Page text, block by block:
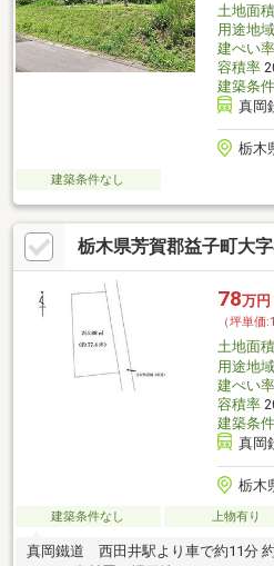
土地面積
用途地域
建ぺい率
容積率
建築条件
真岡
栃木
建築条件なし
栃木県芳賀郡益子町大
78万円
（坪単価
土地面積
用途地域
建ぺい率
容積率
建築条件
真岡
栃木
建築条件なし 上物有り
真岡鐵道 西田井駅より車で約11分